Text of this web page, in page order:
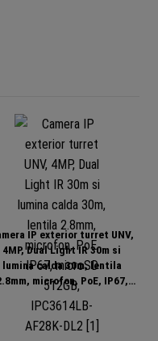
IP exterior turret UNV,
4MP, Dual Light IR 30m si
lumina calda 30m, lentila
microfon, PoE, IP67,
microSD 512GB, IPC3614LB-
AF28K-DL2